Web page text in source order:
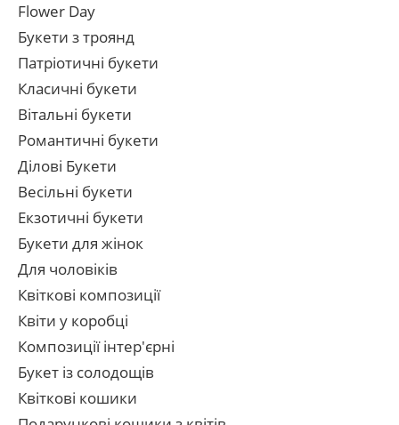
Flower Day
Букети з троянд
Патріотичні букети
Класичні букети
Вітальні букети
Романтичні букети
Ділові Букети
Весільні букети
Екзотичні букети
Букети для жінок
Для чоловіків
Квіткові композиції
Квіти у коробці
Композиції інтер'єрні
Букет із солодощів
Квіткові кошики